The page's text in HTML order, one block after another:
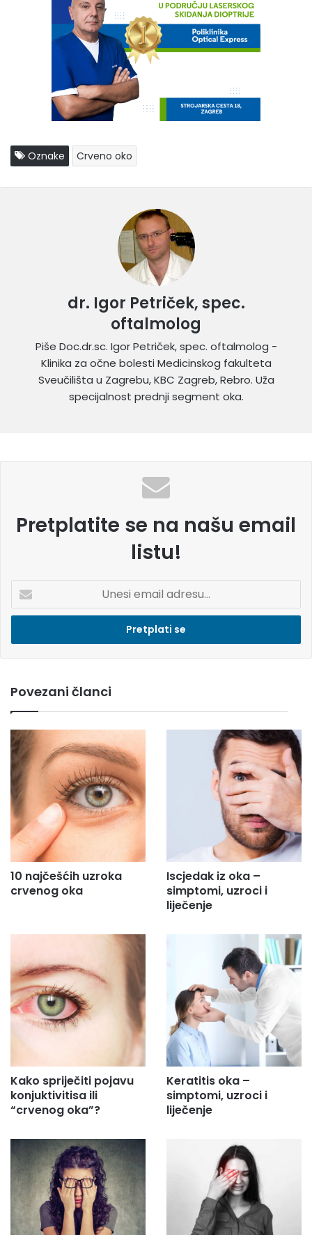
Oznake Crveno oko
dr. Igor Petriček, spec.
oftalmolog
Piše Doc.dr.sc. Igor Petriček, spec. oftalmolog -
Klinika za očne bolesti Medicinskog fakulteta
Sveučilišta u Zagrebu, KBC Zagreb, Rebro. Uža
specijalnost prednji segment oka.
Pretplatite se na našu email
listu!
e
i
e
a
a
d
r
e
s
u
.
Povezani članci
10 najčešćih uzroka
crvenog oka
Iscjedak iz oka –
simptomi, uzroci i
liječenje
Kako spriječiti pojavu
konjuktivitisa ili
“crvenog oka”?
Keratitis oka –
simptomi, uzroci i
liječenje